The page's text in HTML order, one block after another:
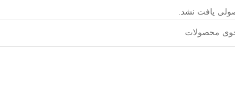
یافت نشد.